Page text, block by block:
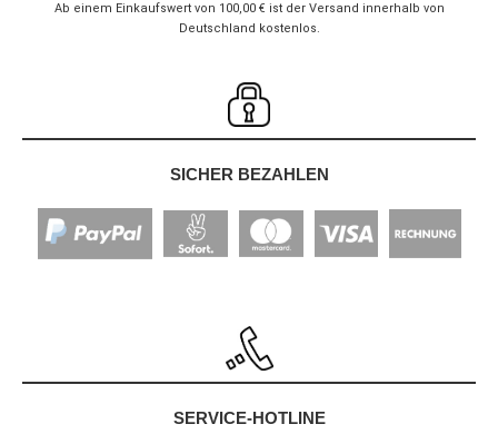
Ab einem Einkaufswert von 100,00 € ist der Versand innerhalb von
Deutschland kostenlos.
SICHER BEZAHLEN
SERVICE-HOTLINE